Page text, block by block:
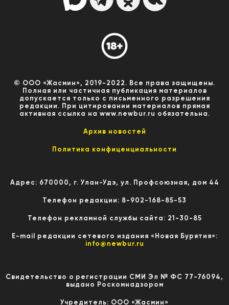
© ООО «Жасмин», 2019-2022. Все права защищены.
Полная или частичная публикация материалов
допускается только с письменного разрешения
редакции. При цитировании материалов прямая
активная ссылка на www.newbur.ru обязательна.
Архив новостей
Политика конфиценциальности
Адрес: 670000, г. Улан-Удэ, ул. Профсоюзная, дом 44
Телефон редакции: 8-902-168-85-53
Телефон рекламной службы сайта: 21-30-85
E-mail редакции сетевого издания «Новая Бурятия»:
info@newbur.ru
Свидетельство о регистрации СМИ Эл № ФС 77-76094,
выдано Роскомнадзором
Учредитель: ООО «Жасмин»